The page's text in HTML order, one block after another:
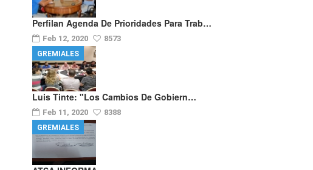
Perfilan Agenda De Prioridades Para Trab…
Feb 12, 2020 8573
Luis Tinte: "los Cambios De Gobiern…
Feb 11, 2020 8388
GREMIALES
GREMIALES